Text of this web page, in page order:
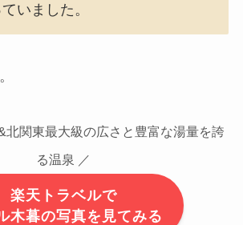
いました。
北関東最大級の広さと豊富な湯量を誇
る温泉 ／
楽天トラベルで
木暮の写真を見てみる